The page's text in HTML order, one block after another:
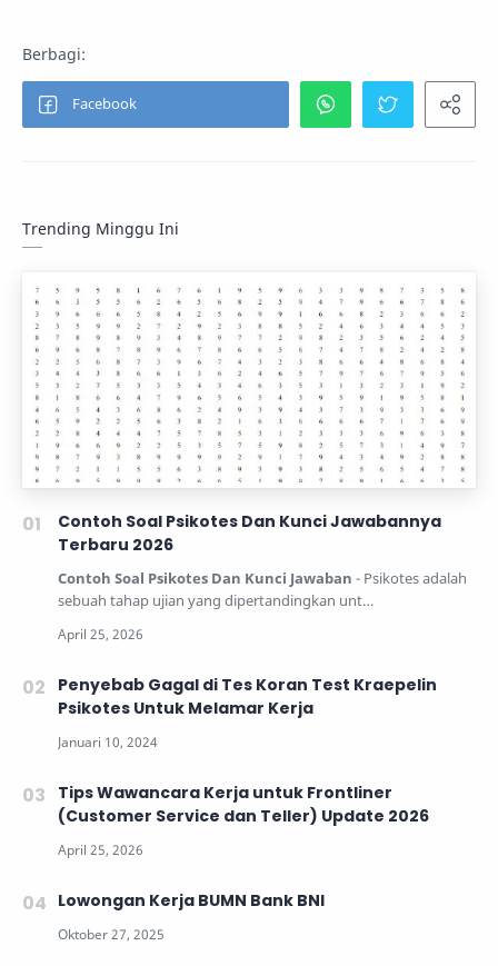
Trending Minggu Ini
Contoh Soal Psikotes Dan Kunci Jawabannya
Terbaru 2026
Contoh Soal Psikotes Dan Kunci Jawaban - Psikotes adalah
sebuah tahap ujian yang dipertandingkan unt…
Penyebab Gagal di Tes Koran Test Kraepelin
Psikotes Untuk Melamar Kerja
Tips Wawancara Kerja untuk Frontliner
(Customer Service dan Teller) Update 2026
Lowongan Kerja BUMN Bank BNI